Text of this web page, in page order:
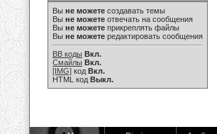
Вы не можете создавать темы
Вы не можете отвечать на сообщения
Вы не можете прикреплять файлы
Вы не можете редактировать сообщения
BB коды Вкл.
Смайлы Вкл.
[IMG] код Вкл.
HTML код Выкл.